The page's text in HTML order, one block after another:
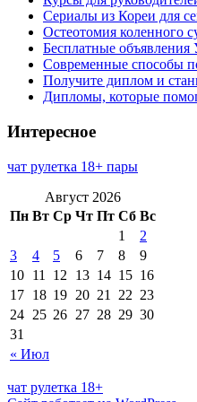
Сериалы из Кореи для
Остеотомия коленного
Бесплатные
Современные способы
Получите диплом и
Дипломы, которые
Интересное
чат рулетка 18+ пары
Август 2026
Пн Вт Ср Чт Пт Сб Вс
« Июл
1
2
3
4 5 6 7 8
9
10 11 12 13 14 15 16
17 18 19 20 21 22 23
24 25 26 27 28 29 30
31
чат рулетка 18+